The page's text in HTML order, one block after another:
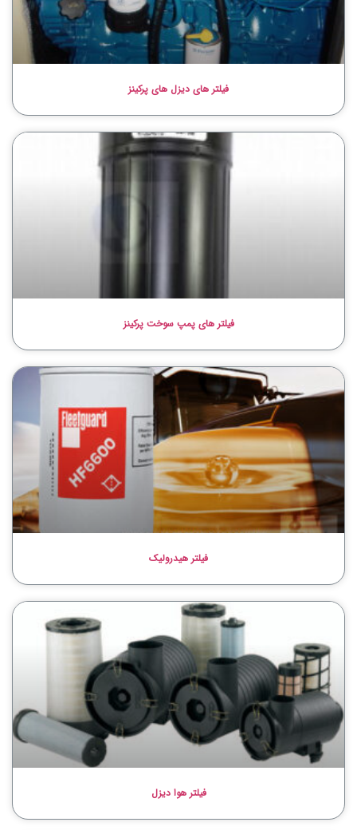
فیلتر های دیزل های پرکینز
فیلتر های پمپ سوخت پرکینز
فیلتر هیدرولیک
فیلتر هوا دیزل